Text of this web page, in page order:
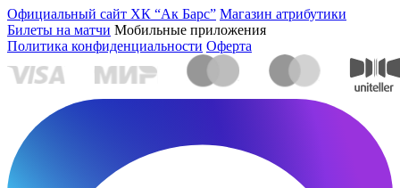
Официальный сайт ХК “Ак Барс” Магазин атрибутики
Билеты на матчи Мобильные приложения
Политика конфиденциальности Оферта